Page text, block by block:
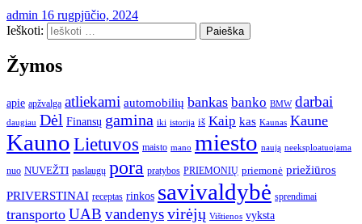
admin 16 rugpjūčio, 2024
Ieškoti:
Žymos
apie apžvalga atliekami automobilių bankas banko BMW darbai
daugiau Dėl Finansų gamina iki istorija iš Kaip kas Kaunas Kaune
KaunoLietuvos maisto mano miesto naują neeksploatuojama
nuo NUVEŽTI paslaugų pora pratybos PRIEMONIŲ priemonė priežiūros
PRIVERSTINAI receptas rinkos savivaldybė sprendimai
transporto UAB vandenysvirėjų Vištienos vyksta